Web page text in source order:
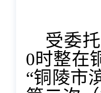
受委
0时整在
“铜陵市